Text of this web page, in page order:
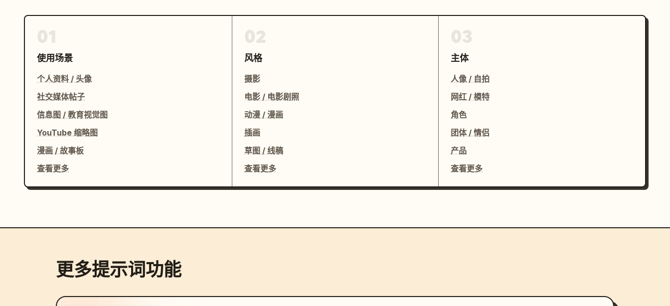
使用场景
个人资料 / 头像
社交媒体帖子
信息图 / 教育视觉图
YouTube 缩略图
漫画 / 故事板
查看更多
风格
摄影
电影 / 电影剧照
动漫 / 漫画
插画
草图 / 线稿
查看更多
主体
人像 / 自拍
网红 / 模特
角色
团体 / 情侣
产品
查看更多
更多提示词功能